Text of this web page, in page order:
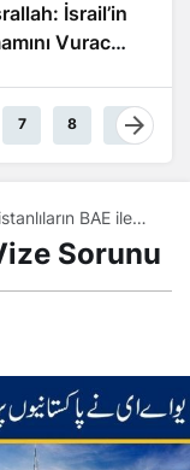
İsrail’in
Vuracak
7 8 9
BAE ile
SorunuSorunu